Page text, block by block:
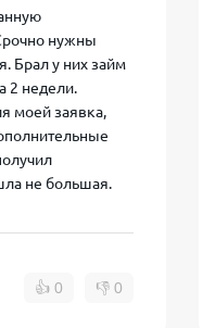
деньги в течение
в займе.
оплатив
нужны
Брал у них займ
2 недели.
моей заявка,
не большая.
👍 0 👎 0